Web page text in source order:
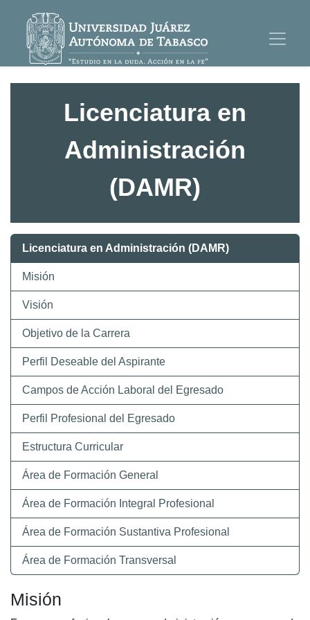
Licenciatura en
Administración
(DAMR)
Licenciatura en Administración (DAMR)
Misión
Visión
Objetivo de la Carrera
Perfil Deseable del Aspirante
Campos de Acción Laboral del Egresado
Perfil Profesional del Egresado
Estructura Curricular
Área de Formación General
Área de Formación Integral Profesional
Área de Formación Sustantiva Profesional
Área de Formación Transversal
Misión